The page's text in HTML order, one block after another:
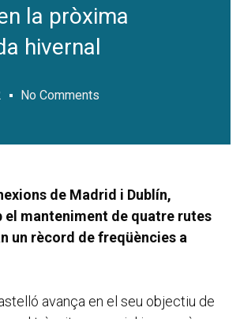
la pròxima
hivernal
No Comments
de Madrid i Dublín,
el manteniment de quatre rutes
un rècord de freqüències a
avança en el seu objectiu de